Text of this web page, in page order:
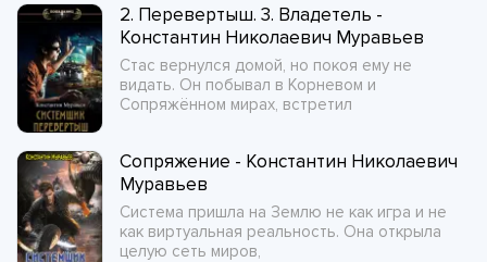
2. Перевертыш. 3. Владетель -
Константин Николаевич Муравьев
Стас вернулся домой, но покоя ему не
видать. Он побывал в Корневом и
Сопряжённом мирах, встретил
Сопряжение - Константин Николаевич
Муравьев
Система пришла на Землю не как игра и не
как виртуальная реальность. Она открыла
целую сеть миров,